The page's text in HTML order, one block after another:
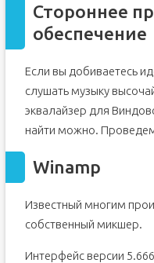
Стороннее
обеспечение
Если вы добиваетесь
слушать музыку
эквалайзер для
найти можно.
Winamp
Известный многим
собственный микшер.
Интерфейс версии